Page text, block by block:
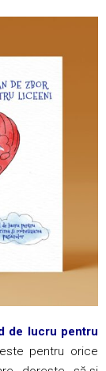
de lucru pentru
este pentru orice